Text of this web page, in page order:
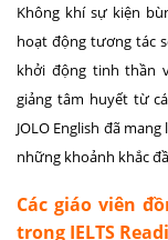
Không khí sự kiện
hoạt động tương tác
khởi động tinh thần
giảng tâm huyết từ
JOLO English đã
những khoảnh khắc
Các giáo viên
trong IELTS